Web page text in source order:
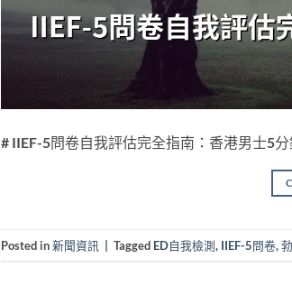
# IIEF-5問卷自我評估完全指南：香港男士5
Posted in新聞資訊 Tagged ED自我檢測, IIEF-5問卷,